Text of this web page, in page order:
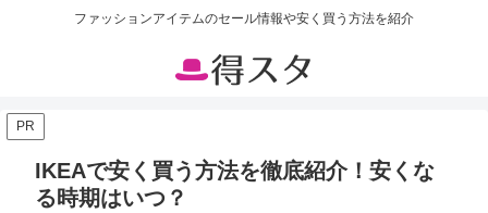
ファッションアイテムのセール情報や安く買う方法を紹介
PR
IKEAで安く買う方法を徹底紹介！安くな
る時期はいつ？